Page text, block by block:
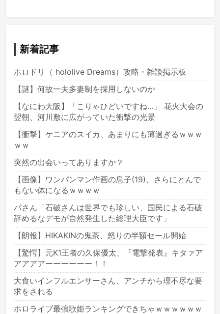
新着記事
ホロドリ（ hololive Dreams）攻略・雑談掲示板
【謎】何故一夫多妻制を採用しないのか
【なにわ大阪】「こりゃひどいですね…」 花火大会の
翌朝、河川敷に広がっていた衝撃の光景
【衝撃】ケニアのスイカ、あまりにも薄過ぎるｗｗｗ
ｗｗ
突然の出会いってありますか？
【画像】ワンパンマン作画の息子(19)、さらにとんで
もない体になるｗｗｗｗ
パさん「石破さんは世界でも珍しい、国民による石破
辞めるなデモが自然発生した総理大臣です」
【朗報】HIKAKINの鬼茶、怒りの半額セール開始
【驚愕】元K1王者の久保優太、『電撃発表』キタァア
アアアアーーーーーー！！
大食いインフルエンサーさん、アンチから理不尽な要
求をされる
ホロライブ最強歌姫ランキングできちゃｗｗｗｗｗｗ